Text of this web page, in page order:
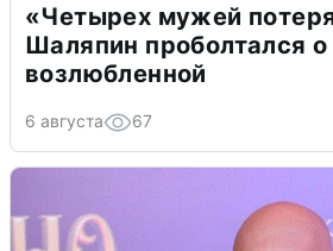
«Четырех мужей
Шаляпин проболтался о
возлюбленной
6 августа 67